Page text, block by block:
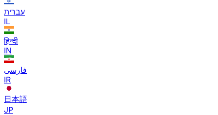
עברית
IL
हिन्दी
IN
فارسی
IR
日本語
JP